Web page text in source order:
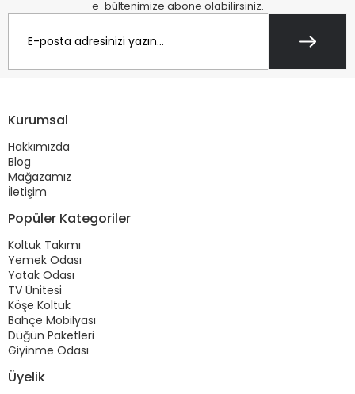
e-bültenimize abone olabilirsiniz.
Kurumsal
Hakkımızda
Blog
Mağazamız
İletişim
Popüler Kategoriler
Koltuk Takımı
Yemek Odası
Yatak Odası
TV Ünitesi
Köşe Koltuk
Bahçe Mobilyası
Düğün Paketleri
Giyinme Odası
Üyelik